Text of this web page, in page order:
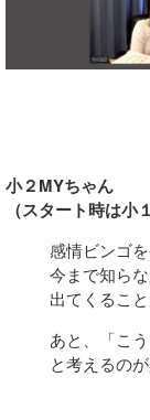
小２MYちゃん
（スタート時は小１
感情ビンゴを
今まで知ら
出てくるこ
あと、「こ
と考えるの